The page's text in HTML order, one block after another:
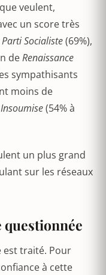
veulent,
un score très
Parti Socialiste(69%),
deRenaissance
sympathisants
moins de
(54% à
un plus grand
sur les réseaux
est traité. Pour
à cette